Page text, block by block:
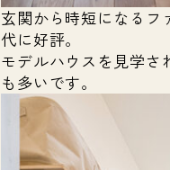
玄関から時短になるフ
代に好評。
モデルハウスを見学さ
も多いです。